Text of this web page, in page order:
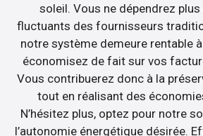
soleil. Vous ne dépendrez
fluctuants des fournisseurs
notre système demeure rentable
économisez de fait sur vos
Vous contribuerez donc à la
tout en réalisant des
N’hésitez plus, optez pour notre
l’autonomie énergétique désirée.